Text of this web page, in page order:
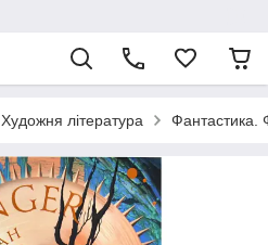
Художня література Фантастика.